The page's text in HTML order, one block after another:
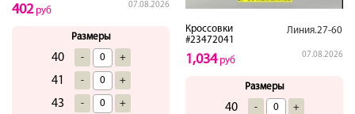
07.08.2026
402руб
Размеры
40 - +
41 - +
43 - +
Кроссовки
#23472041
Линия.27-60
07.08.2026
1,034руб
Размеры
40 - +